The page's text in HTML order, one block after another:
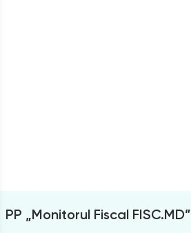
PP „Monitorul Fiscal FISC.MD”